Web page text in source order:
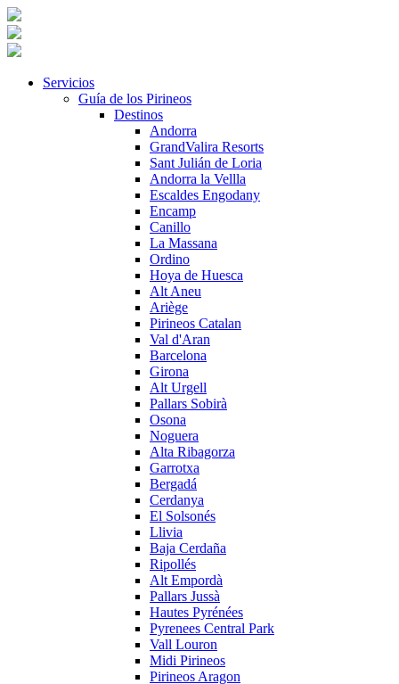
Servicios
Guía de los Pirineos
Destinos
Andorra
GrandValira Resorts
Sant Julián de Loria
Andorra la Vellla
Escaldes Engodany
Encamp
Canillo
La Massana
Ordino
Hoya de Huesca
Alt Aneu
Ariège
Pirineos Catalan
Val d'Aran
Barcelona
Girona
Alt Urgell
Pallars Sobirà
Osona
Noguera
Alta Ribagorza
Garrotxa
Bergadá
Cerdanya
El Solsonés
Llivia
Baja Cerdaña
Ripollés
Alt Empordà
Pallars Jussà
Hautes Pyrénées
Pyrenees Central Park
Vall Louron
Midi Pirineos
Pirineos Aragon